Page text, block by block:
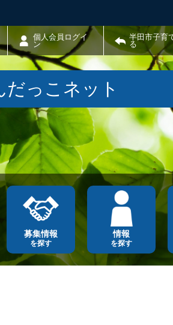
個人会員ログイ
ン
半田市子育
る
っこネット
募集情報
を探す
情報
を探す